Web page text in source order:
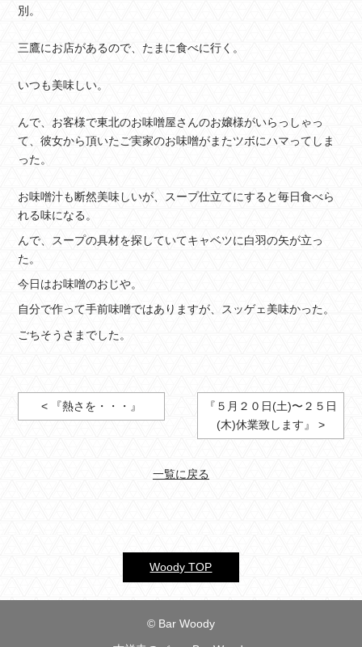
別。
三鷹にお店があるので、たまに食べに行く。
いつも美味しい。
んで、お客様で東北のお味噌屋さんのお嬢様がいらっしゃっ
て、彼女から頂いたご実家のお味噌がまたツボにハマってしま
った。
お味噌汁も断然美味しいが、スープ仕立てにすると毎日食べら
れる味になる。
んで、スープの具材を探していてキャベツに白羽の矢が立っ
た。
今日はお味噌のおじや。
自分で作って手前味噌ではありますが、スッゲェ美味かった。
ごちそうさまでした。
< 『熱さを・・・』
『５月２０日(土)〜２５日
(木)休業致します』 >
一覧に戻る
Woody TOP
© Bar Woody